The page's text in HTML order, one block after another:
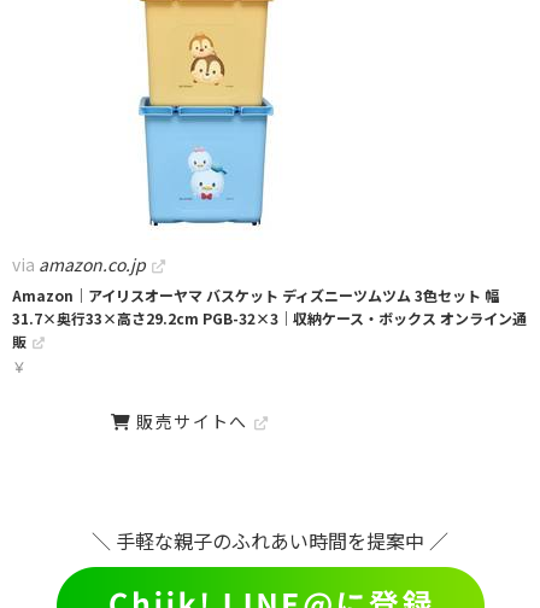
via amazon.co.jp
Amazon｜アイリスオーヤマ バスケット ディズニーツムツム 3色セット 幅
31.7×奥行33×高さ29.2cm PGB-32×3｜収納ケース・ボックス オンライン通
販
￥
販売サイトへ
＼ 手軽な親子のふれあい時間を提案中 ／